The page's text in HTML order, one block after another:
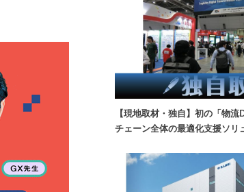
【現地取材・独自】初の「物
チェーン全体の最適化支援ソリ